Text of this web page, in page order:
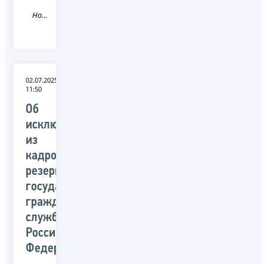
Новость
02.07.2025
11:50
Об
исключении
из
кадрового
резерва
государственной
гражданской
службы
Российской
Федерации